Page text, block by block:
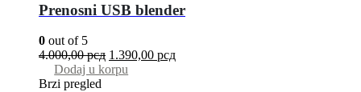
Prenosni USB blender
0 out of 5
4.000,00рсд 1.390,00 рсд
Dodaj u korpu
Brzi pregled